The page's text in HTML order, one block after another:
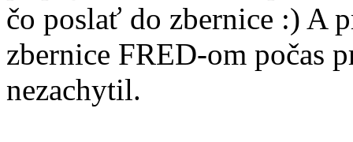
čo poslať do zbernice :) A
zbernice FRED-om počas
nezachytil.